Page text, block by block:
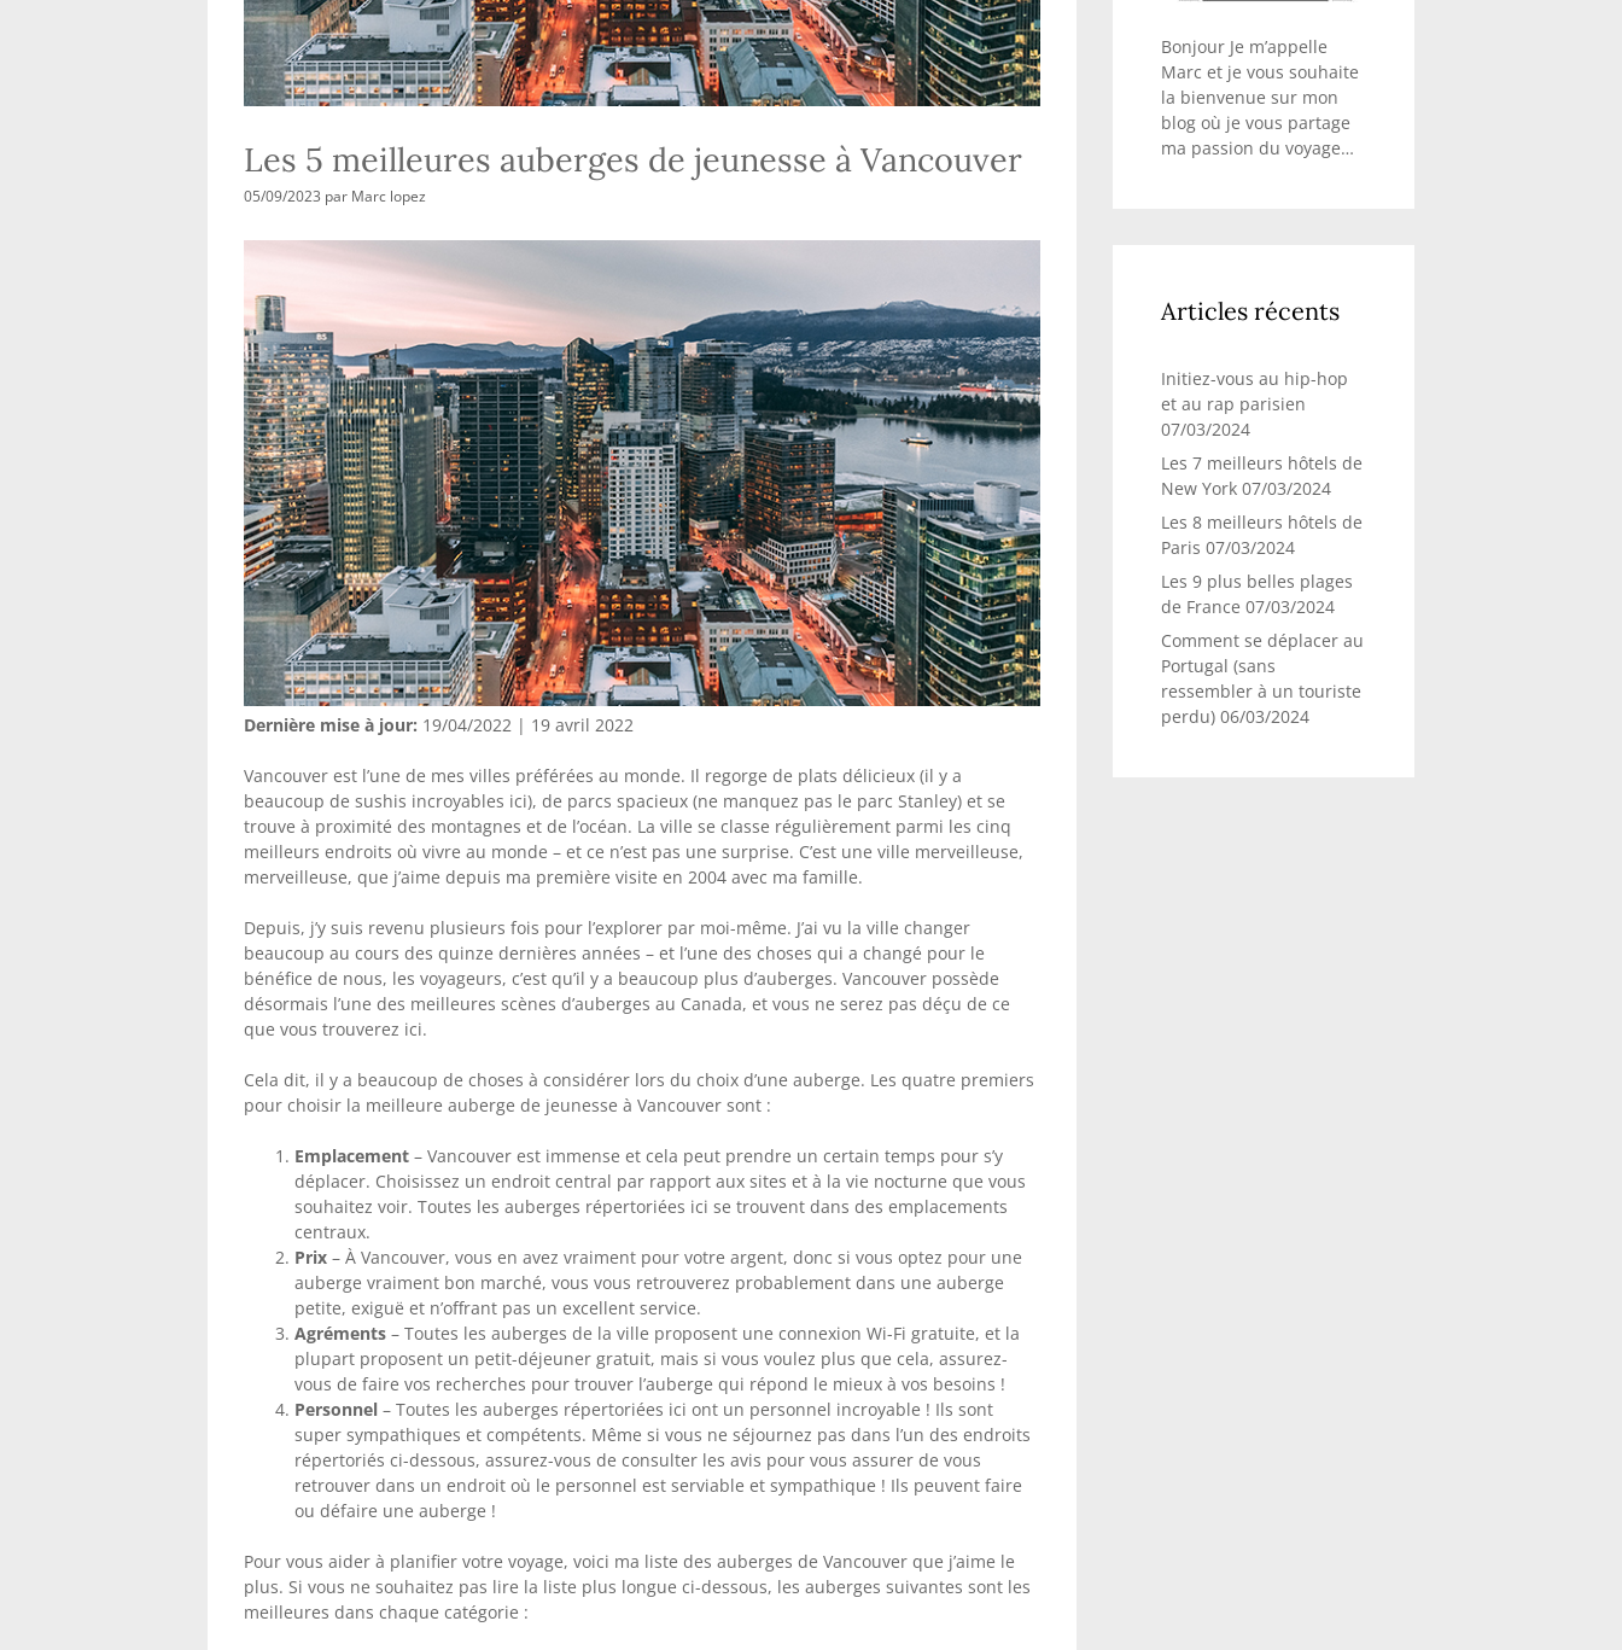
Les 5 meilleures auberges de jeunesse à Vancouver
05/09/2023 par Marc lopez
Dernière mise à jour: 19/04/2022 | 19 avril 2022
Vancouver est l’une de mes villes préférées au monde. Il regorge de plats délicieux (il y a
beaucoup de sushis incroyables ici), de parcs spacieux (ne manquez pas le parc Stanley) et se
trouve à proximité des montagnes et de l’océan. La ville se classe régulièrement parmi les cinq
meilleurs endroits où vivre au monde – et ce n’est pas une surprise. C’est une ville merveilleuse,
merveilleuse, que j’aime depuis ma première visite en 2004 avec ma famille.
Depuis, j’y suis revenu plusieurs fois pour l’explorer par moi-même. J’ai vu la ville changer
beaucoup au cours des quinze dernières années – et l’une des choses qui a changé pour le
bénéfice de nous, les voyageurs, c’est qu’il y a beaucoup plus d’auberges. Vancouver possède
désormais l’une des meilleures scènes d’auberges au Canada, et vous ne serez pas déçu de ce
que vous trouverez ici.
Cela dit, il y a beaucoup de choses à considérer lors du choix d’une auberge. Les quatre premiers
pour choisir la meilleure auberge de jeunesse à Vancouver sont :
Emplacement – Vancouver est immense et cela peut prendre un certain temps pour s’y
déplacer. Choisissez un endroit central par rapport aux sites et à la vie nocturne que vous
souhaitez voir. Toutes les auberges répertoriées ici se trouvent dans des emplacements
centraux.
Prix – À Vancouver, vous en avez vraiment pour votre argent, donc si vous optez pour une
auberge vraiment bon marché, vous vous retrouverez probablement dans une auberge
petite, exiguë et n’offrant pas un excellent service.
Agréments – Toutes les auberges de la ville proposent une connexion Wi-Fi gratuite, et la
plupart proposent un petit-déjeuner gratuit, mais si vous voulez plus que cela, assurez-
vous de faire vos recherches pour trouver l’auberge qui répond le mieux à vos besoins !
Personnel – Toutes les auberges répertoriées ici ont un personnel incroyable ! Ils sont
super sympathiques et compétents. Même si vous ne séjournez pas dans l’un des endroits
répertoriés ci-dessous, assurez-vous de consulter les avis pour vous assurer de vous
retrouver dans un endroit où le personnel est serviable et sympathique ! Ils peuvent faire
ou défaire une auberge !
Pour vous aider à planifier votre voyage, voici ma liste des auberges de Vancouver que j’aime le
plus. Si vous ne souhaitez pas lire la liste plus longue ci-dessous, les auberges suivantes sont les
meilleures dans chaque catégorie :
Bonjour Je m’appelle
Marc et je vous souhaite
la bienvenue sur mon
blog où je vous partage
ma passion du voyage…
Articles récents
Initiez-vous au hip-hop
et au rap parisien
07/03/2024
Les 7 meilleurs hôtels de
New York 07/03/2024
Les 8 meilleurs hôtels de
Paris 07/03/2024
Les 9 plus belles plages
de France 07/03/2024
Comment se déplacer au
Portugal (sans
ressembler à un touriste
perdu) 06/03/2024